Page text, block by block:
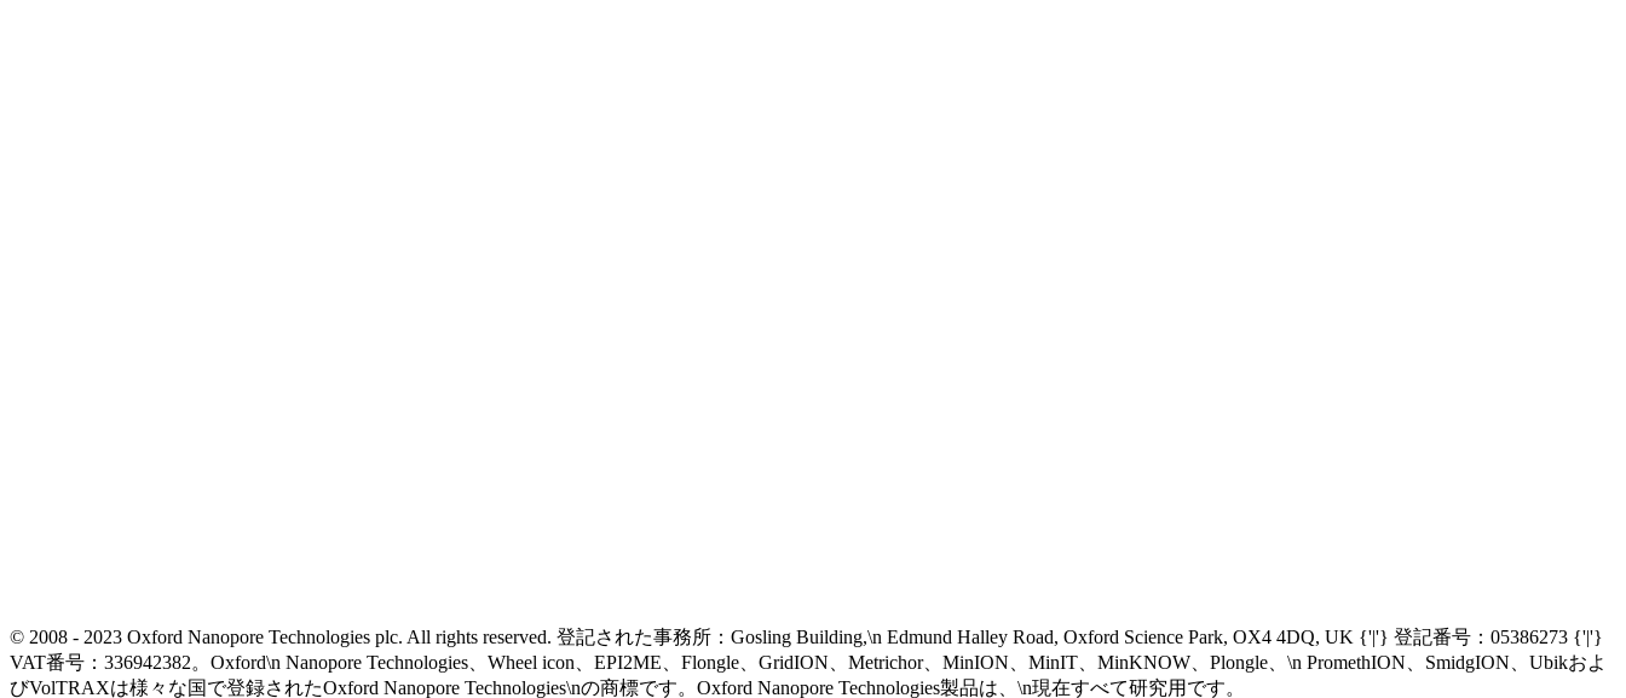
© 2008 - 2023 Oxford Nanopore Technologies plc. All rights reserved. 登記された事務所：Gosling Building,\n Edmund Halley Road, Oxford Science Park, OX4 4DQ, UK {'|'} 登記番号：05386273 {'|'}
VAT番号：336942382。Oxford\n Nanopore Technologies、Wheel icon、EPI2ME、Flongle、GridION、Metrichor、MinION、MinIT、MinKNOW、Plongle、\n PromethION、SmidgION、Ubikおよ
びVolTRAXは様々な国で登録されたOxford Nanopore Technologies\nの商標です。Oxford Nanopore Technologies製品は、\n現在すべて研究用です。